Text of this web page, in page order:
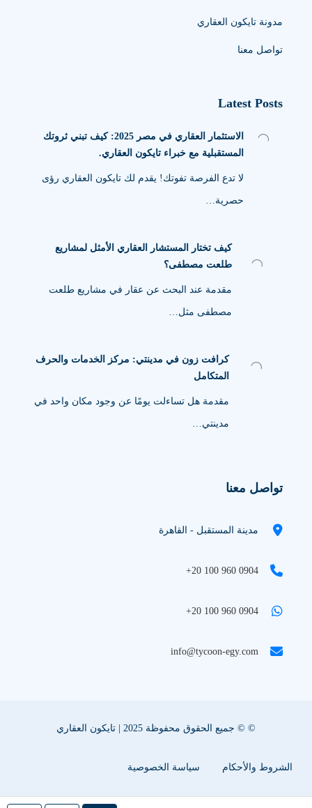
مدونة تايكون العقاري
تواصل معنا
Latest Posts
الاستثمار العقاري في مصر 2025: كيف تبني ثروتك
المستقبلية مع خبراء تايكون العقاري.
لا تدع الفرصة تفوتك! يقدم لك تايكون العقاري رؤى
حصرية…
كيف تختار المستشار العقاري الأمثل لمشاريع
طلعت مصطفى؟
مقدمة عند البحث عن عقار في مشاريع طلعت
مصطفى مثل…
كرافت زون في مدينتي: مركز الخدمات والحرف
المتكامل
مقدمة هل تساءلت يومًا عن وجود مكان واحد في
مدينتي…
تواصل معنا
مدينة المستقبل - القاهرة
+20 100 960 0904
+20 100 960 0904
info@tycoon-egy.com
© © جميع الحقوق محفوظة 2025 | تايكون العقاري
الشروط والأحكام سياسة الخصوصية
سياسة ملفات تعريف الإرتباط اعلن عقارك معنا